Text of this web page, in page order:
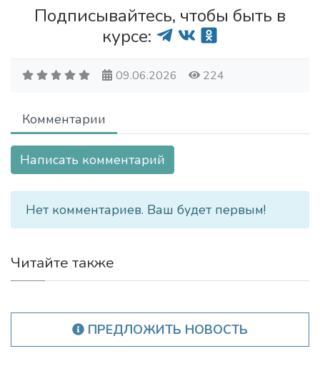
Подписывайтесь, чтобы быть в
курсе:
09.06.2026 224
Комментарии
Написать комментарий
Нет комментариев. Ваш будет первым!
Читайте также
ПРЕДЛОЖИТЬ НОВОСТЬ